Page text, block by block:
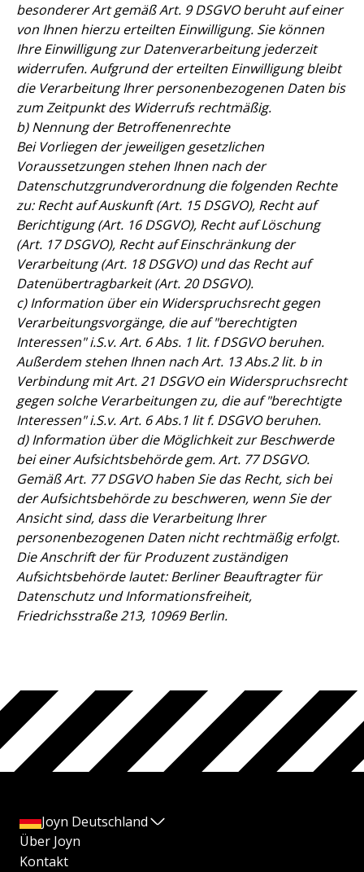
besonderer Art gemäß Art. 9 DSGVO beruht auf einer
von Ihnen hierzu erteilten Einwilligung. Sie können
Ihre Einwilligung zur Datenverarbeitung jederzeit
widerrufen. Aufgrund der erteilten Einwilligung bleibt
die Verarbeitung Ihrer personenbezogenen Daten bis
zum Zeitpunkt des Widerrufs rechtmäßig.
b) Nennung der Betroffenenrechte
Bei Vorliegen der jeweiligen gesetzlichen
Voraussetzungen stehen Ihnen nach der
Datenschutzgrundverordnung die folgenden Rechte
zu: Recht auf Auskunft (Art. 15 DSGVO), Recht auf
Berichtigung (Art. 16 DSGVO), Recht auf Löschung
(Art. 17 DSGVO), Recht auf Einschränkung der
Verarbeitung (Art. 18 DSGVO) und das Recht auf
Datenübertragbarkeit (Art. 20 DSGVO).
c) Information über ein Widerspruchsrecht gegen
Verarbeitungsvorgänge, die auf "berechtigten
Interessen" i.S.v. Art. 6 Abs. 1 lit. f DSGVO beruhen.
Außerdem stehen Ihnen nach Art. 13 Abs.2 lit. b in
Verbindung mit Art. 21 DSGVO ein Widerspruchsrecht
gegen solche Verarbeitungen zu, die auf "berechtigte
Interessen" i.S.v. Art. 6 Abs.1 lit f. DSGVO beruhen.
d) Information über die Möglichkeit zur Beschwerde
bei einer Aufsichtsbehörde gem. Art. 77 DSGVO.
Gemäß Art. 77 DSGVO haben Sie das Recht, sich bei
der Aufsichtsbehörde zu beschweren, wenn Sie der
Ansicht sind, dass die Verarbeitung Ihrer
personenbezogenen Daten nicht rechtmäßig erfolgt.
Die Anschrift der für Produzent zuständigen
Aufsichtsbehörde lautet: Berliner Beauftragter für
Datenschutz und Informationsfreiheit,
Friedrichsstraße 213, 10969 Berlin.
Joyn Deutschland
Über Joyn
Kontakt